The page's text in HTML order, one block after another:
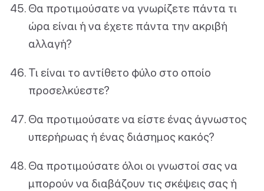
Θα προτιμούσατε να γνωρίζετε πάντα τι
ώρα είναι ή να έχετε πάντα την ακριβή
αλλαγή?
Τι είναι το αντίθετο φύλο στο οποίο
προσελκύεστε?
Θα προτιμούσατε να είστε ένας άγνωστος
υπερήρωας ή ένας διάσημος κακός?
Θα προτιμούσατε όλοι οι γνωστοί σας να
μπορούν να διαβάζουν τις σκέψεις σας ή